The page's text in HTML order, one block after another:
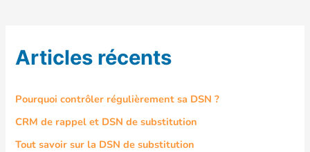
Articles récents
Pourquoi contrôler régulièrement sa DSN ?
CRM de rappel et DSN de substitution
Tout savoir sur la DSN de substitution